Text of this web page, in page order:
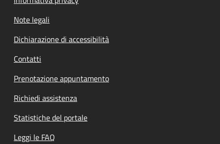
Note legali
Dichiarazione di accessibilità
Contatti
Prenotazione appuntamento
Richiedi assistenza
Statistiche del portale
Leggi le FAQ